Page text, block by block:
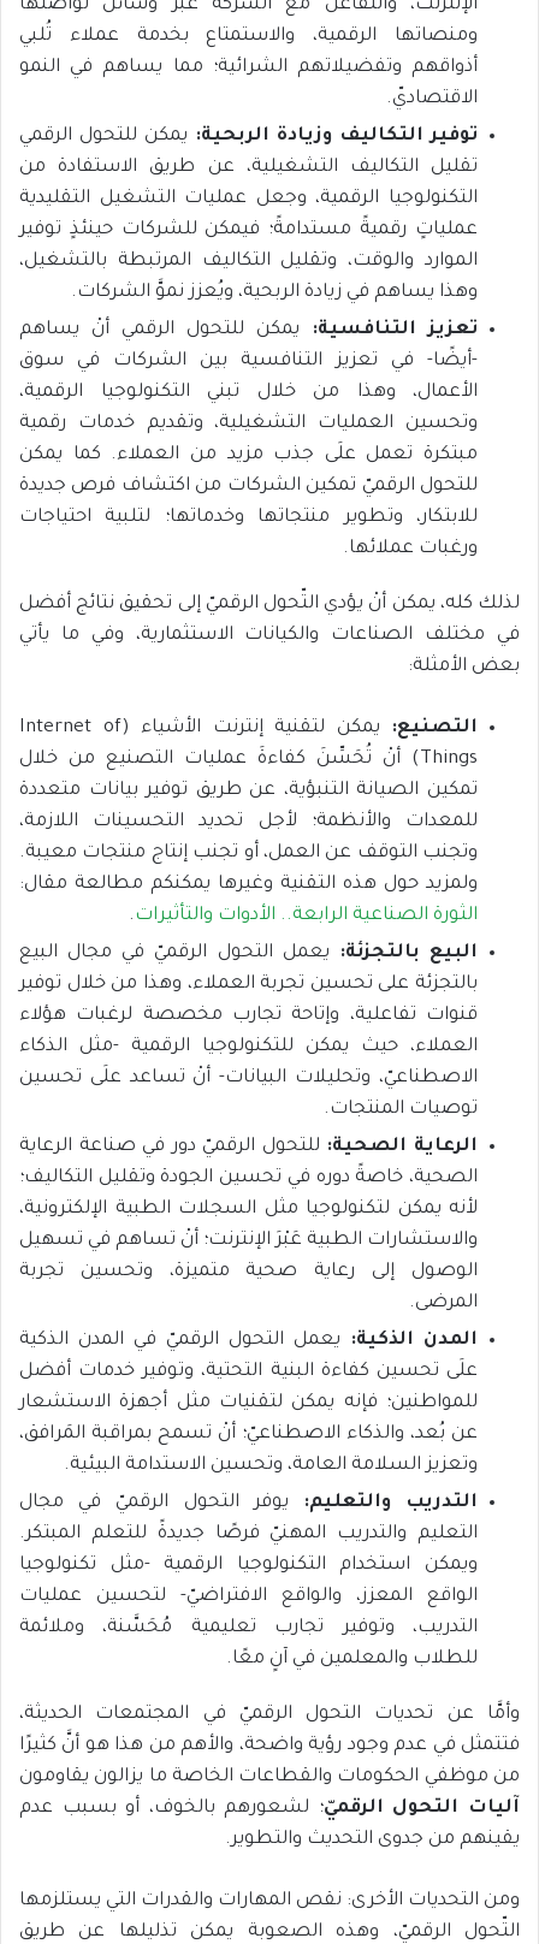
الإنترنت، والتفاعل مع الشركة عَبْرَ وسائل تواصلها
ومنصاتها الرقمية، والاستمتاع بخدمة عملاء تُلبي
أذواقهم وتفضيلاتهم الشرائية؛ مما يساهم في النمو
الاقتصاديّ.
توفير التكاليف وزيادة الربحية: يمكن للتحول الرقمي
تقليل التكاليف التشغيلية، عن طريق الاستفادة من
التكنولوجيا الرقمية، وجعل عمليات التشغيل التقليدية
عملياتٍ رقميةً مستدامةً؛ فيمكن للشركات حينئذٍ توفير
الموارد والوقت، وتقليل التكاليف المرتبطة بالتشغيل،
وهذا يساهم في زيادة الربحية، ويُعزز نموَّ الشركات.
تعزيز التنافسية:
يمكن للتحول الرقمي أنْ يساهم
-أيضًا- في تعزيز التنافسية بين الشركات في سوق
الأعمال، وهذا من خلال تبني التكنولوجيا الرقمية،
وتحسين العمليات التشغيلية، وتقديم خدمات رقمية
مبتكرة تعمل علَى جذب مزيد من العملاء. كما يمكن
للتحول الرقميّ تمكين الشركات من اكتشاف فرص جديدة
للابتكار، وتطوير منتجاتها وخدماتها؛ لتلبية احتياجات
ورغبات عملائها.
لذلك كله، يمكن أنْ يؤدي التّحول الرقميّ إلى تحقيق نتائج أفضل
في مختلف الصناعات والكيانات الاستثمارية، وفي ما يأتي
بعض الأمثلة:
التصنيع:
يمكن لتقنية إنترنت الأشياء (Internet of
Things) أنْ تُحَسِّنَ كفاءةَ عمليات التصنيع من خلال
تمكين الصيانة التنبؤية، عن طريق توفير بيانات متعددة
للمعدات والأنظمة؛ لأجل تحديد التحسينات اللازمة،
وتجنب التوقف عن العمل، أو تجنب إنتاج منتجات معيبة.
ولمزيد حول هذه التقنية وغيرها يمكنكم مطالعة مقال:
الثورة الصناعية الرابعة.. الأدوات والتأثيرات.
البيع بالتجزئة:
يعمل التحول الرقميّ في مجال البيع
بالتجزئة على تحسين تجربة العملاء، وهذا من خلال توفير
قنوات تفاعلية، وإتاحة تجارب مخصصة لرغبات هؤلاء
العملاء، حيث يمكن للتكنولوجيا الرقمية -مثل الذكاء
الاصطناعيّ، وتحليلات البيانات- أنْ تساعد علَى تحسين
توصيات المنتجات.
الرعاية الصحية: للتحول الرقميّ دور في صناعة الرعاية
الصحية، خاصةً دوره في تحسين الجودة وتقليل التكاليف؛
لأنه يمكن لتكنولوجيا مثل السجلات الطبية الإلكترونية،
والاستشارات الطبية عَبْرَ الإنترنت؛ أنْ تساهم في تسهيل
الوصول إلى رعاية صحية متميزة، وتحسين تجربة
المرضى.
المدن الذكية:
يعمل التحول الرقميّ في المدن الذكية
علَى تحسين كفاءة البنية التحتية، وتوفير خدمات أفضل
للمواطنين؛ فإنه يمكن لتقنيات مثل أجهزة الاستشعار
عن بُعد، والذكاء الاصطناعيّ؛ أنْ تسمح بمراقبة المَرافق،
وتعزيز السلامة العامة، وتحسين الاستدامة البيئية.
التدريب والتعليم:
يوفر التحول الرقميّ في مجال
التعليم والتدريب المهنيّ فرصًا جديدةً للتعلم المبتكر.
ويمكن استخدام التكنولوجيا الرقمية -مثل تكنولوجيا
الواقع المعزز، والواقع الافتراضيّ- لتحسين عمليات
التدريب، وتوفير تجارب تعليمية مُحَسَّنة، وملائمة
للطلاب والمعلمين في آنٍ معًا.
وأمَّا عن تحديات التحول الرقميّ في المجتمعات الحديثة،
فتتمثل في عدم وجود رؤية واضحة، والأهم من هذا هو أنَّ كثيرًا
من موظفي الحكومات والقطاعات الخاصة ما يزالون يقاومون
آليات التحول الرقميّ؛ لشعورهم بالخوف، أو بسبب عدم
يقينهم من جدوى التحديث والتطوير.
ومن التحديات الأخرى: نقص المهارات والقدرات التي يستلزمها
التّحول الرقميّ، وهذه الصعوبة يمكن تذليلها عن طريق